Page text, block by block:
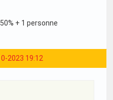
+ 1 personne
2023 19:12